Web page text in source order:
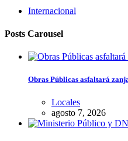
Internacional
Posts Carousel
Obras Públicas asfaltará
Locales
agosto 7, 2026